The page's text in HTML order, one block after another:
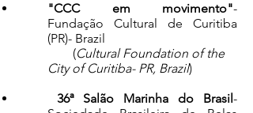
"CCC em movimento"-
Fundação Cultural de Curitiba
(PR)- Brazil
(Cultural Foundation of the
City of Curitiba- PR, Brazil)​​​
36ª Salão Marinha do Brasil-